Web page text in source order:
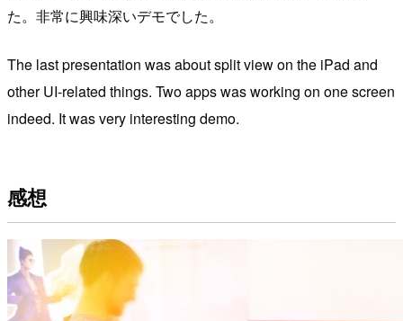
た。非常に興味深いデモでした。
The last presentation was about split view on the iPad and
other UI-related things. Two apps was working on one screen
indeed. It was very interesting demo.
感想